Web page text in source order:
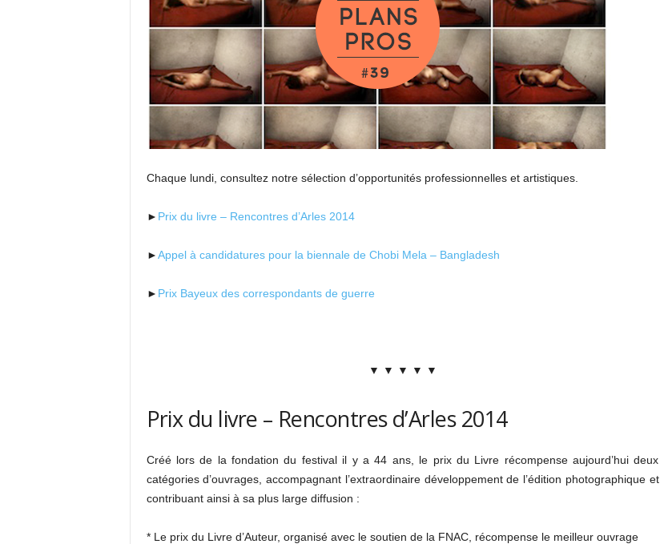
Chaque lundi, consultez notre sélection d’opportunités professionnelles et artistiques.
► Prix du livre – Rencontres d’Arles 2014
►Appel à candidatures pour la biennale de Chobi Mela – Bangladesh
► Prix Bayeux des correspondants de guerre
▼ ▼ ▼ ▼ ▼
Prix du livre – Rencontres d’Arles 2014
Créé lors de la fondation du festival il y a 44 ans, le prix du Livre récompense aujourd’hui deux
catégories d’ouvrages, accompagnant l’extraordinaire développement de l’édition photographique et
contribuant ainsi à sa plus large diffusion :
* Le prix du Livre d’Auteur, organisé avec le soutien de la FNAC, récompense le meilleur ouvrage